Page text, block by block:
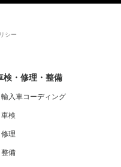
シー
検・修理・整備
輸入車コーディング
車検
修理
整備